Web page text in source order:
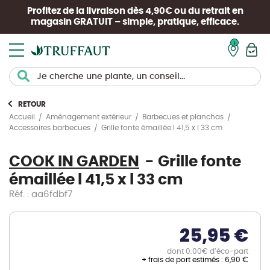
Profitez de la livraison dès 4,90€ ou du retrait en
magasin GRATUIT – simple, pratique, efficace.
RETOUR
Accueil
Aménagement extérieur
Barbecues et planchas
Accessoires barbecues
Grille fonte émaillée l 41,5 x l 33 cm
COOK IN GARDEN
Grille fonte
émaillée l 41,5 x l 33 cm
Réf. : aa6fdbf7
25,95 €
dont 0.00€ d’éco-part
+ frais de port estimés : 6,90 €